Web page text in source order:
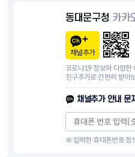
동대문구청 카카
채널추가
코로나19 정보와 다양한
친구추가로 간편히 받아
채널추가 안내 문
※ 입력한 휴대폰번호 정